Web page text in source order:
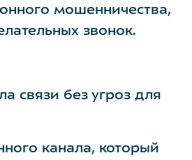
мошенничества,
звонок.
связи без угроз для
канала, который